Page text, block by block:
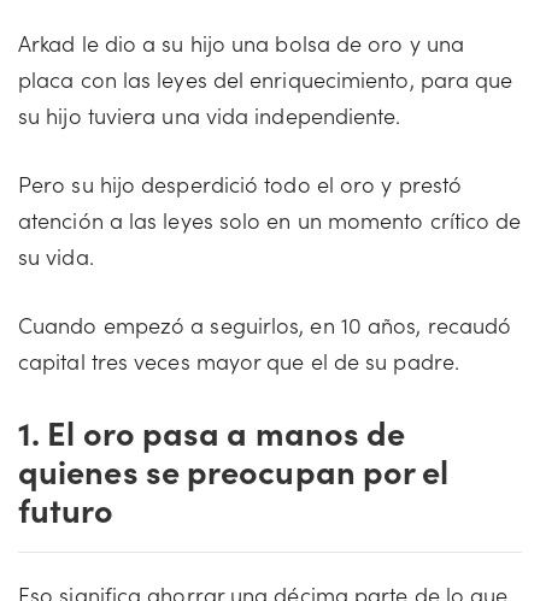
Arkad le dio a su hijo una bolsa de oro y una
placa con las leyes del enriquecimiento, para que
su hijo tuviera una vida independiente.
Pero su hijo desperdició todo el oro y prestó
atención a las leyes solo en un momento crítico de
su vida.
Cuando empezó a seguirlos, en 10 años, recaudó
capital tres veces mayor que el de su padre.
1. El oro pasa a manos de
quienes se preocupan por el
futuro
Eso significa ahorrar una décima parte de lo que